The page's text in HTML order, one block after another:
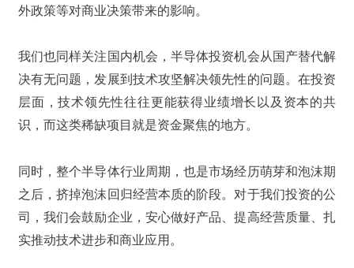
外政策等对商业决策带来的影响。
我们也同样关注国内机会，半导体投资机会从国产替代解
决有无问题，发展到技术攻坚解决领先性的问题。在投资
层面，技术领先性往往更能获得业绩增长以及资本的共
识，而这类稀缺项目就是资金聚焦的地方。
同时，整个半导体行业周期，也是市场经历萌芽和泡沫期
之后，挤掉泡沫回归经营本质的阶段。对于我们投资的公
司，我们会鼓励企业，安心做好产品、提高经营质量、扎
实推动技术进步和商业应用。